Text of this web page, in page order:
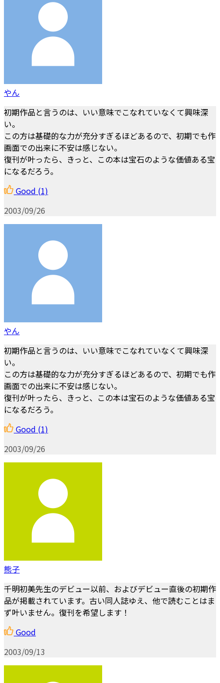
やん
初期作品と言うのは、いい意味でこなれていなくて興味深
い。
この方は基礎的な力が充分すぎるほどあるので、初期でも作
画面での出来に不安は感じない。
復刊が叶ったら、きっと、この本は宝石のような価値ある宝
になるだろう。
Good (1)
2003/09/26
やん
初期作品と言うのは、いい意味でこなれていなくて興味深
い。
この方は基礎的な力が充分すぎるほどあるので、初期でも作
画面での出来に不安は感じない。
復刊が叶ったら、きっと、この本は宝石のような価値ある宝
になるだろう。
Good (1)
2003/09/26
熊子
千明初美先生のデビュー以前、およびデビュー直後の初期作
品が掲載されています。古い同人誌ゆえ、他で読むことはま
ず叶いません。復刊を希望します！
Good
2003/09/13